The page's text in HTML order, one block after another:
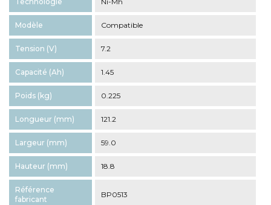
Modèle Compatible
Tension (V) 7.2
Capacité (Ah) 1.45
Poids (kg) 0.225
Longueur (mm) 121.2
Largeur (mm) 59.0
Hauteur (mm) 18.8
Référence
fabricant
BP0513